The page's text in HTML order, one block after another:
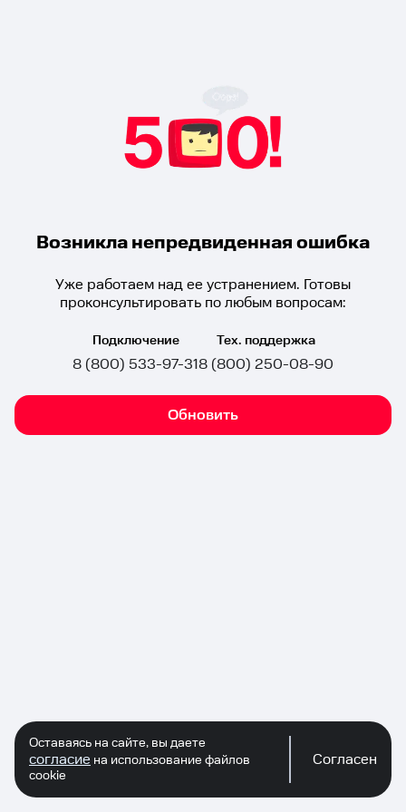
Возникла непредвиденная ошибка
Уже работаем над ее устранением. Готовы
проконсультировать по любым вопросам:
Подключение
8 (800) 533-97-31
Тех. поддержка
8 (800) 250-08-90
Обновить
Оставаясь на сайте, вы даете
согласие на использование файлов
cookie
Согласен